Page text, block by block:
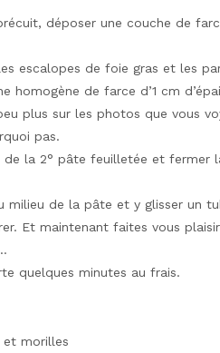
déposer une couche de
escalopes de foie gras et les
homogène de farce d’1 cm
plus sur les photos que vous
pas.
de la 2° pâte feuilletée et
milieu de la pâte et y glisser un
Et maintenant faites vous
quelques minutes au frais.